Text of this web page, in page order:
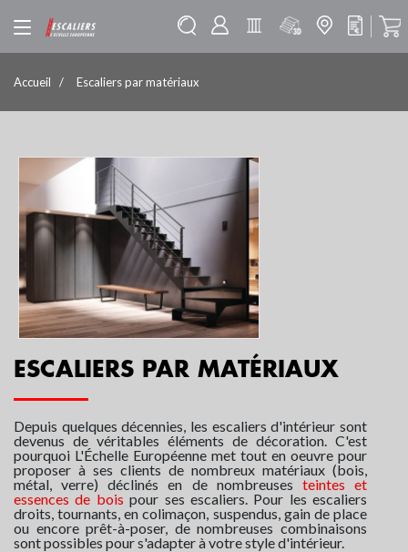
Accueil Escaliers par matériaux
ESCALIERS PAR MATÉRIAUX
Depuis quelques décennies, les escaliers d'intérieur sont
devenus de véritables éléments de décoration. C'est
pourquoi L'Échelle Européenne met tout en oeuvre pour
proposer à ses clients de nombreux matériaux (bois,
métal, verre) déclinés en de nombreuses teintes et
essences de bois pour ses escaliers. Pour les escaliers
droits, tournants, en colimaçon, suspendus, gain de place
ou encore prêt-à-poser, de nombreuses combinaisons
sont possibles pour s'adapter à votre style d'intérieur.